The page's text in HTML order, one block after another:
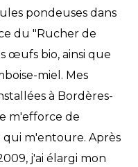
pondeuses dans
du "Rucher de
œufs bio, ainsi que
miel. Mes
à Bordères-
m'efforce de
m'entoure. Après
j'ai élargi mon